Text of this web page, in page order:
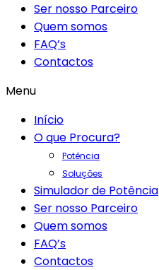
Ser nosso Parceiro
Quem somos
FAQ’s
Contactos
Menu
Início
O que Procura?
Potência
Soluções
Simulador de Potência
Ser nosso Parceiro
Quem somos
FAQ’s
Contactos